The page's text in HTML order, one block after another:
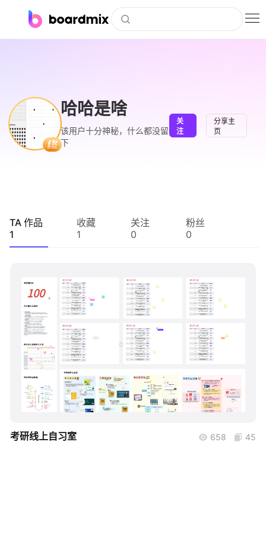
下载
会员
企业服务
知识分享社区
哈哈是啥
该用户十分神秘，什么都没留
下
关
注
分享主
页
TA 作品
1
收藏
1
关注
0
粉丝
0
boardmix
考研线上自习室 658 45